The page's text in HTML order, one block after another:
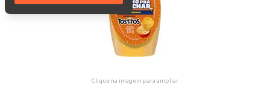
Clique na imagem para ampliar.